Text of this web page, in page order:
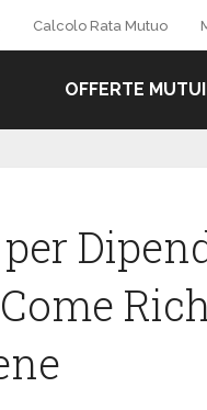
Calcolo Rata Mutuo
OFFERTE MUTUI
Come